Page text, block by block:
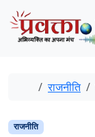
Skip to content
Skip to footer
Home
राजनीति
राजनीति